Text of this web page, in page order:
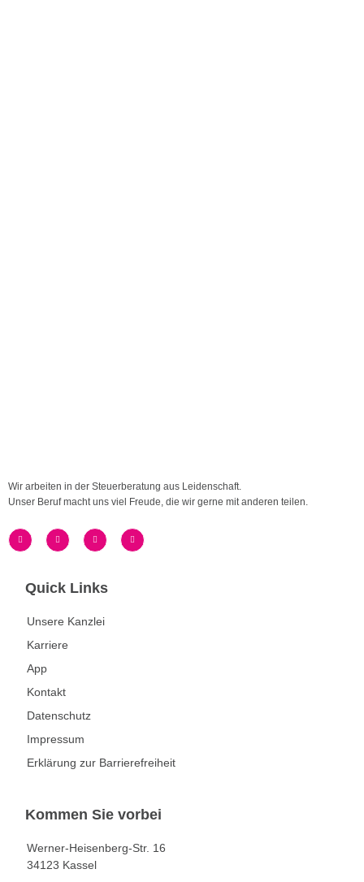
Wir arbeiten in der Steuerberatung aus Leidenschaft.
Unser Beruf macht uns viel Freude, die wir gerne mit anderen teilen.
Quick Links
Unsere Kanzlei
Karriere
App
Kontakt
Datenschutz
Impressum
Erklärung zur Barrierefreiheit
Kommen Sie vorbei
Werner-Heisenberg-Str. 16
34123 Kassel